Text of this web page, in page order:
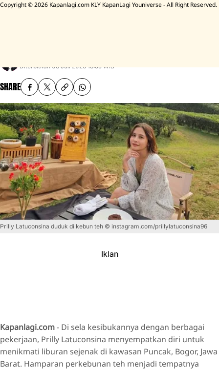
Copyright © 2026 Kapanlagi.com KLY KapanLagi Youniverse - All Right Reserved.
Home Showbiz Selebriti Prilly Latuconsina
Diterbitkan 08 Juli 2026 13:55 WIB
SHARE
Prilly Latuconsina duduk di kebun teh © instagram.com/prillylatuconsina96
Iklan
Kapanlagi.com- Di sela kesibukannya dengan berbagai
pekerjaan, Prilly Latuconsina menyempatkan diri untuk
menikmati liburan sejenak di kawasan Puncak, Bogor, Jawa
Barat. Hamparan perkebunan teh menjadi tempatnya